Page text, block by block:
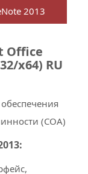
-
версию
2013
Office
x64) RU
(COA)